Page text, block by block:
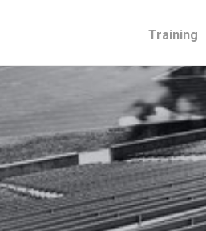
Training